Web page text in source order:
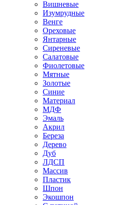
Вишневые
Изумрудные
Венге
Ореховые
Янтарные
Сиреневые
Салатовые
Фиолетовые
Мятные
Золотые
Синие
Материал
МДФ
Эмаль
Акрил
Береза
Дерево
Дуб
ЛДСП
Массив
Пластик
Шпон
Экошпон